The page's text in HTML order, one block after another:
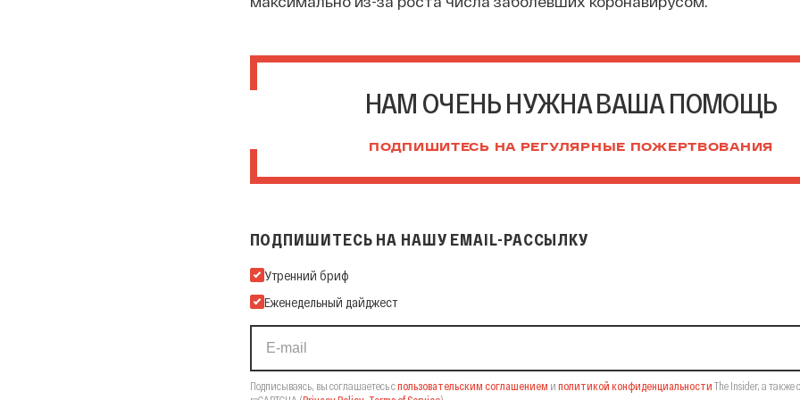
НАМ ОЧЕНЬ НУЖНА ВАША ПОМОЩЬ
ПОДПИШИТЕСЬ НА РЕГУЛЯРНЫЕ ПОЖЕРТВОВАНИЯ
ПОДПИШИТЕСЬ НА НАШУ EMAIL-РАССЫЛКУ
Подпишитесь на нашу Email-рассылку
Утренний бриф
Еженедельный дайджест
Подписываясь, вы соглашаетесь спользовательским соглашением и политикой конфиденциальности The Insider, а также